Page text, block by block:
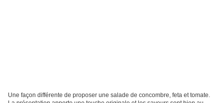
Une façon différente de proposer une salade de concombre, feta et tomate.